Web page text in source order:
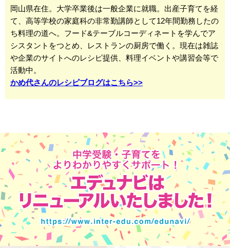
岡山県在住。大学卒業後は一般企業に就職。出産子育てを経
て、高等学校の家庭科の非常勤講師として12年間勤務したの
ち料理の道へ。フード&テーブルコーディネートを学んでア
シスタントをつとめ、レストランの厨房で働く。現在は雑誌
や企業のサイトへのレシピ提供、料理イベントや講習会等で
活動中。
かめ代さんのレシピブログはこちら>>